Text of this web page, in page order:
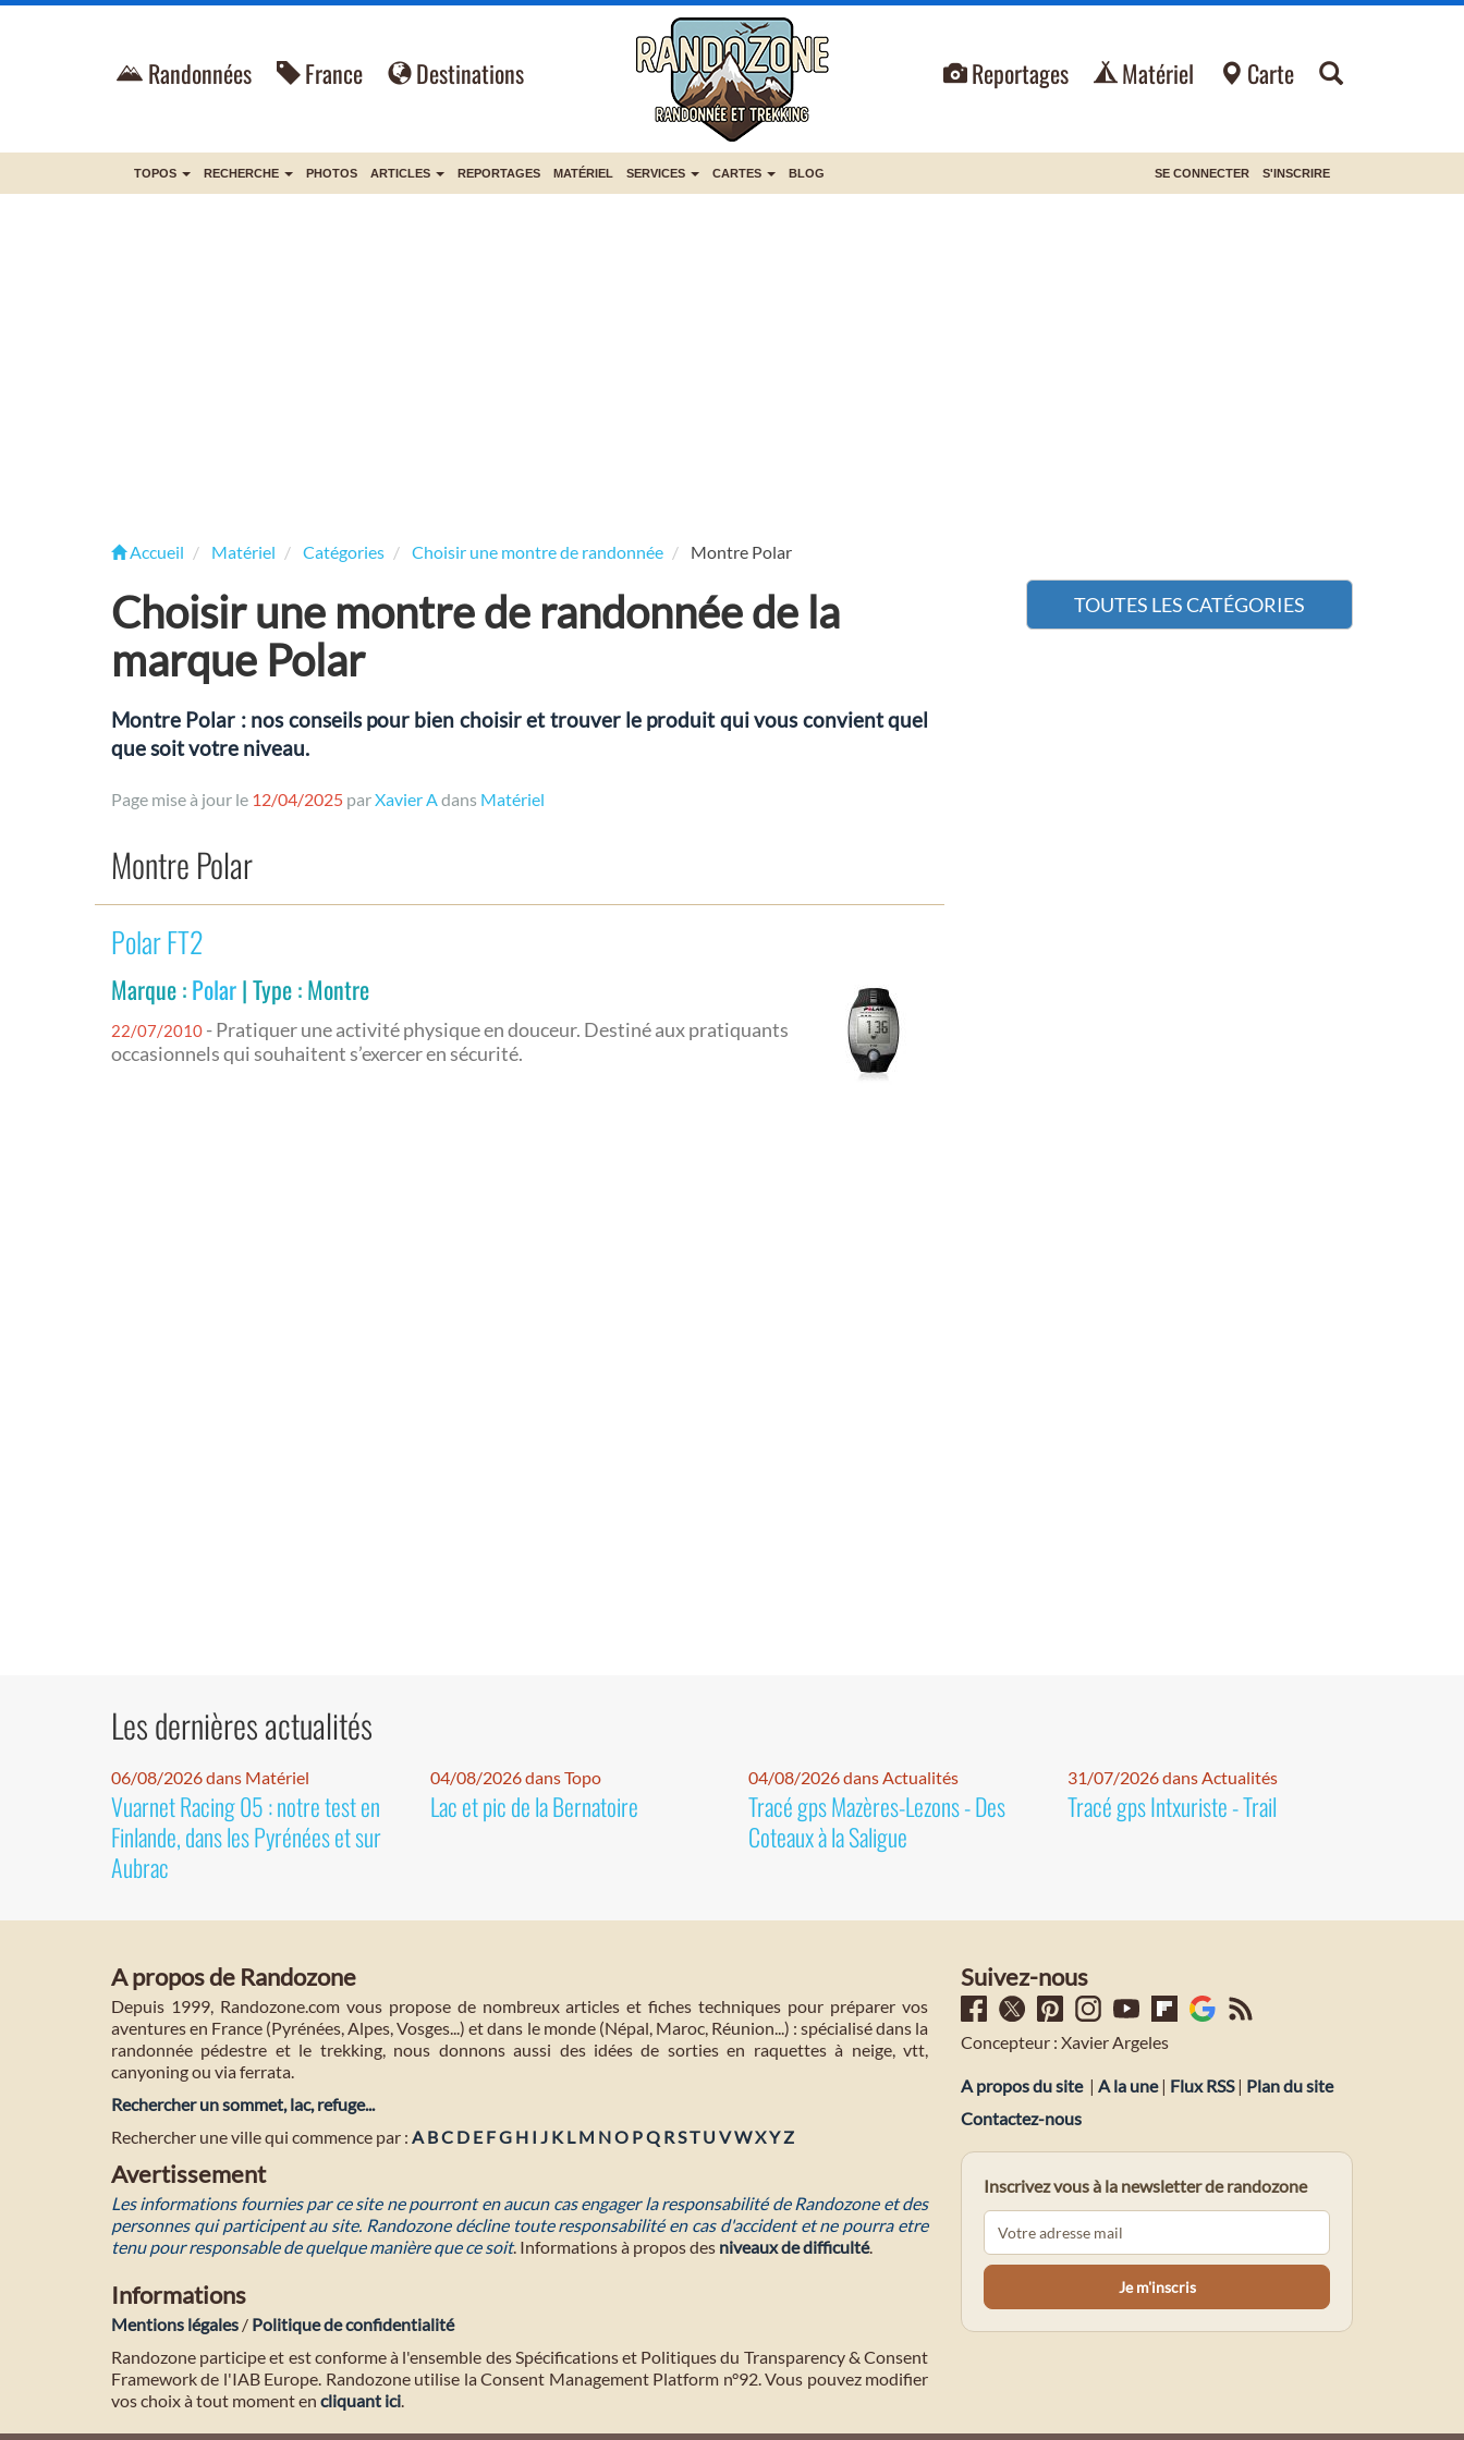
Randonnées France Destinations Reportages Matériel Carte
TOPOS RECHERCHE PHOTOS ARTICLES REPORTAGES MATÉRIEL SERVICES CARTES BLOG SE CONNECTER S'INSCRIRE
Accueil Matériel Catégories Choisir une montre de randonnée Montre Polar
Choisir une montre de randonnée de la
marque Polar
Montre Polar : nos conseils pour bien choisir et trouver le produit qui vous convient quel
que soit votre niveau.
Page mise à jour le 12/04/2025 parXavier Adans Matériel
Montre Polar
Polar FT2
Marque :Polar| Type : Montre
22/07/2010 - Pratiquer une activité physique en douceur. Destiné aux pratiquants
occasionnels qui souhaitent s’exercer en sécurité.
TOUTES LES CATÉGORIES
Les dernières actualités
06/08/2026 dans Matériel
Vuarnet Racing 05 : notre test en
Finlande, dans les Pyrénées et sur
Aubrac
04/08/2026 dans Topo
Lac et pic de la Bernatoire
04/08/2026 dans Actualités
Tracé gps Mazères-Lezons - Des
Coteaux à la Saligue
31/07/2026 dans Actualités
Tracé gps Intxuriste - Trail
A propos de Randozone
Depuis 1999, Randozone.com vous propose de nombreux articles et fiches techniques pour préparer vos
aventures en France (Pyrénées, Alpes, Vosges...) et dans le monde (Népal, Maroc, Réunion...) : spécialisé dans la
randonnée pédestre et le trekking, nous donnons aussi des idées de sorties en raquettes à neige, vtt,
canyoning ou via ferrata.
Rechercher un sommet, lac, refuge...
Rechercher une ville qui commence par : A BC D E FG H I J K L M NO PQ R ST U VWXY Z
Avertissement
Les informations fournies par ce site ne pourront en aucun cas engager la responsabilité de Randozone et des
personnes qui participent au site. Randozone décline toute responsabilité en cas d'accident et ne pourra etre
tenu pour responsable de quelque manière que ce soit. Informations à propos des niveaux de difficulté.
Informations
Mentions légales / Politique de confidentialité
Randozone participe et est conforme à l'ensemble des Spécifications et Politiques du Transparency & Consent
Framework de l'IAB Europe. Randozone utilise la Consent Management Platform n°92. Vous pouvez modifier
vos choix à tout moment en cliquant ici
Suivez-nous
Concepteur : Xavier Argeles
A propos du site | A la une| Flux RSS| Plan du site
Contactez-nous
Inscrivez vous à la newsletter de randozone